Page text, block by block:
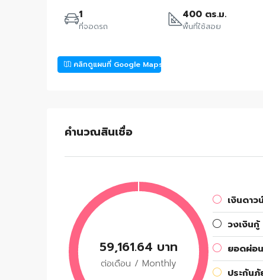
1
ที่จอดรถ
400 ตร.ม.
พื้นที่ใช้สอย
คลิกดูแผนที่ Google Maps
คำนวณสินเชื่อ
59,161.64 บาท
ต่อเดือน / Monthly
เงินดาว
วงเงินกู้
ยอดผ่อ
ประกัน